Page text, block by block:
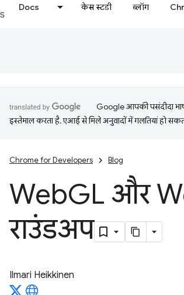
Docs केस स्टडी ब्लॉग
Google आपकी पसंदीदा
इस्तेमाल करता है. एआई से मिले अनुवादों में गलतियां हो
Chrome for Developers Blog
WebGL और
राउंडअप
Ilmari Heikkinen